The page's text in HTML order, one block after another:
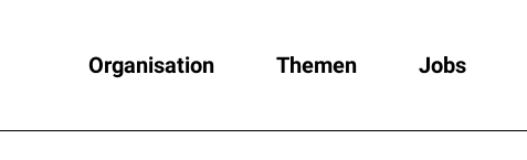
Organisation Themen Jobs